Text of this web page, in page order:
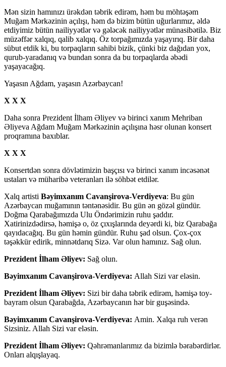
Mən sizin hamınızı ürəkdən təbrik edirəm, həm bu möhtəşəm
Muğam Mərkəzinin açılışı, həm də bizim bütün uğurlarımız, əldə
etdiyimiz bütün nailiyyətlər və gələcək nailiyyətlər münasibətilə. Biz
müzəffər xalqıq, qalib xalqıq. Öz torpağımızda yaşayırıq. Bir daha
sübut etdik ki, bu torpaqların sahibi bizik, çünki biz dağıdan yox,
qurub-yaradanıq və bundan sonra da bu torpaqlarda əbədi
yaşayacağıq.
Yaşasın Ağdam, yaşasın Azərbaycan!
X X X
Daha sonra Prezident İlham Əliyev və birinci xanım Mehriban
Əliyeva Ağdam Muğam Mərkəzinin açılışına həsr olunan konsert
proqramına baxıblar.
X X X
Konsertdən sonra dövlətimizin başçısı və birinci xanım incəsənət
ustaları və müharibə veteranları ilə söhbət etdilər.
Xalq artisti Bəyimxanım Cavanşirova-Verdiyeva: Bu gün
Azərbaycan muğamının təntənəsidir. Bu gün ən gözəl gündür.
Doğma Qarabağımızda Ulu Öndərimizin ruhu şaddır.
Xatirinizdədirsə, həmişə o, öz çıxışlarında deyərdi ki, biz Qarabağa
qayıdacağıq. Bu gün həmin gündür. Ruhu şad olsun. Çox-çox
təşəkkür edirik, minnətdarıq Sizə. Var olun hamınız. Sağ olun.
Prezident İlham Əliyev: Sağ olun.
Bəyimxanım Cavanşirova-Verdiyeva: Allah Sizi var eləsin.
Prezident İlham Əliyev: Sizi bir daha təbrik edirəm, həmişə toy-
bayram olsun Qarabağda, Azərbaycanın hər bir guşəsində.
Bəyimxanım Cavanşirova-Verdiyeva: Amin. Xalqa ruh verən
Sizsiniz. Allah Sizi var eləsin.
Prezident İlham Əliyev: Qəhrəmanlarımız da bizimlə bərabərdirlər.
Onları alqışlayaq.